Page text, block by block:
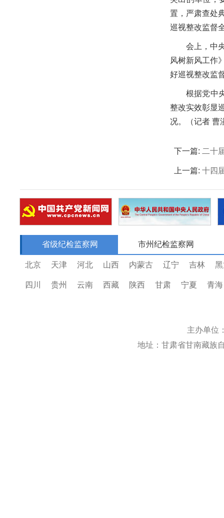
置，严肃查处
巡视整改监督
会上，中
风树新风工作
好巡视整改监
根据党中
整改实效彰显
况。（记者 曹
下一篇: 二十
上一篇: 十四
省级纪检监察网 市州纪检监察网
北京 天津 河北 山西 内蒙古 辽宁 吉林
四川 贵州 云南 西藏 陕西 甘肃 宁夏 青海
主办单位
地址：甘肃省甘南藏族